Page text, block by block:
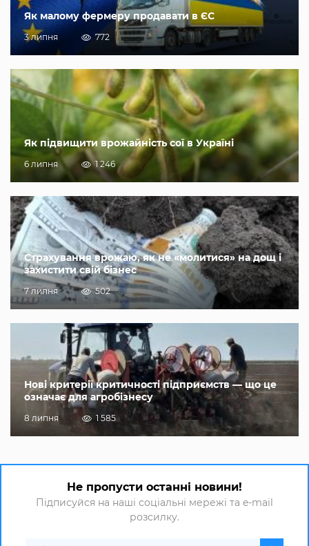
Як малому фермеру продавати в ЄС
3 липня 772
Як підвищити врожайність сої в Україні
6 липня 1 246
Страхування врожаю, як не «молитися» на дощ і
захистити свій бізнес
7 липня 502
Нові критерії критичності підприємств — що це
означає для агробізнесу
8 липня 1 585
Не пропусти останні новини!
Підписуйся на наші соціальні мережі та e-mail
розсилку.